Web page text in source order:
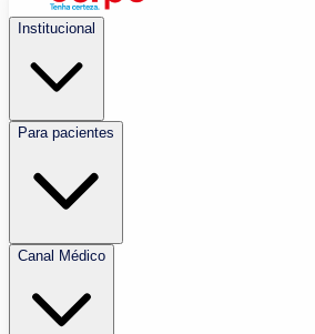
Institucional
Para pacientes
Canal Médico